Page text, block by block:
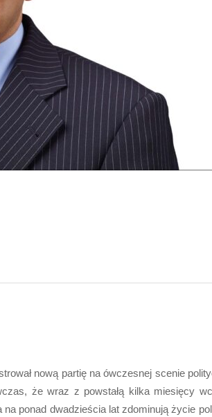
nową partię na ówczesnej scenie
że wraz z powstałą kilka miesięcy
ponad dwadzieścia lat zdominują życie